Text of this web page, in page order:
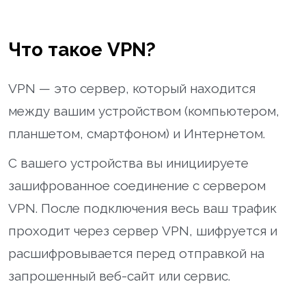
Что такое VPN?
VPN — это сервер, который находится
между вашим устройством (компьютером,
планшетом, смартфоном) и Интернетом.
С вашего устройства вы инициируете
зашифрованное соединение с сервером
VPN. После подключения весь ваш трафик
проходит через сервер VPN, шифруется и
расшифровывается перед отправкой на
запрошенный веб-сайт или сервис.